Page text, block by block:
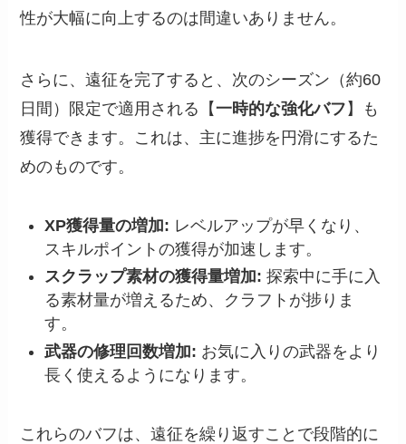
性が大幅に向上するのは間違いありません。
さらに、遠征を完了すると、次のシーズン（約60
日間）限定で適用される【一時的な強化バフ 】も
獲得できます。これは、主に進捗を円滑にするた
めのものです。
XP獲得量の増加: レベルアップが早くなり、
スキルポイントの獲得が加速します。
スクラップ素材の獲得量増加: 探索中に手に入
る素材量が増えるため、クラフトが捗りま
す。
武器の修理回数増加: お気に入りの武器をより
長く使えるようになります。
これらのバフは、遠征を繰り返すことで段階的に